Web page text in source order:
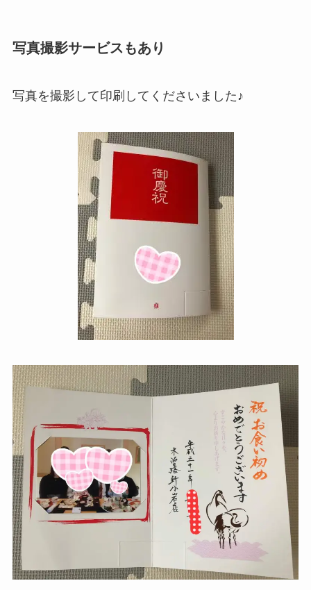
写真撮影サービスもあり
写真を撮影して印刷してくださいました♪